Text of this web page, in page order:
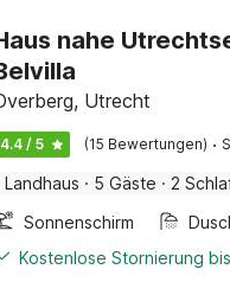
nahe
Utrecht
4.4 / 5 (15 Bewertungen) ·
Landhaus · 5 Gäste · 2
Sonnenschirm
Kostenlose Stornierung